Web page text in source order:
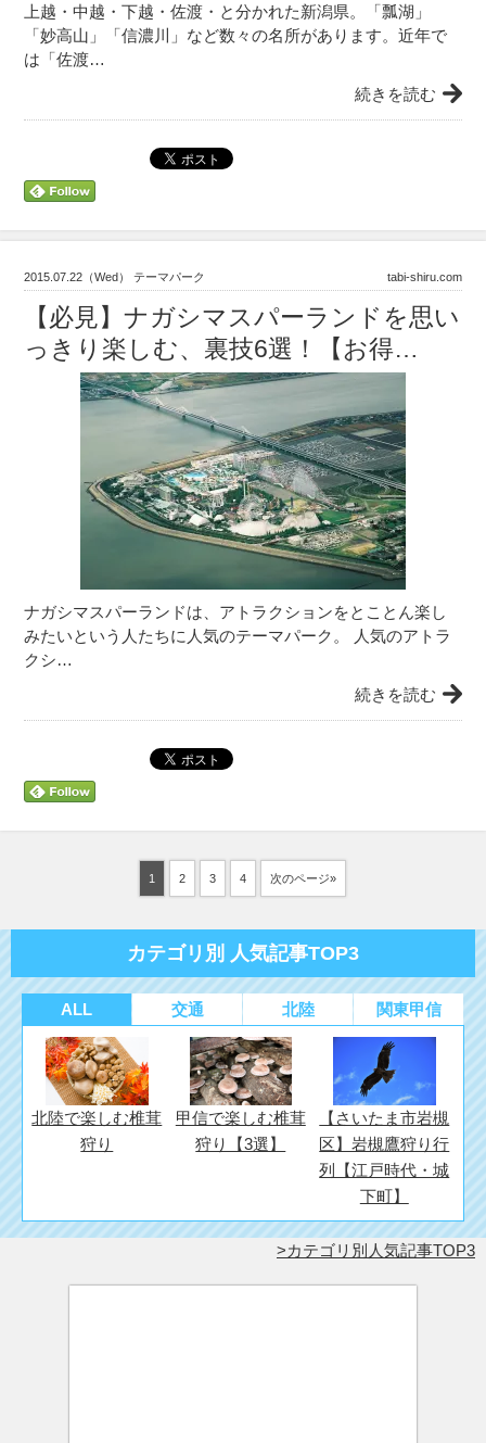
上越・中越・下越・佐渡・と分かれた新潟県。「瓢湖」
「妙高山」「信濃川」など数々の名所があります。近年で
は「佐渡…
続きを読む
2015.07.22（Wed） テーマパーク tabi-shiru.com
【必見】ナガシマスパーランドを思い
っきり楽しむ、裏技6選！【お得…
ナガシマスパーランドは、アトラクションをとことん楽し
みたいという人たちに人気のテーマパーク。 人気のアトラ
クシ…
続きを読む
1 2 3 4 次のページ»
カテゴリ別 人気記事TOP3
ALL 交通 北陸 関東甲信
北陸で楽しむ椎茸
狩り
甲信で楽しむ椎茸
狩り【3選】
【さいたま市岩槻
区】岩槻鷹狩り行
列【江戸時代・城
下町】
カテゴリ別人気記事TOP3